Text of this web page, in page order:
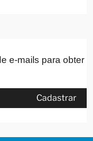
e-mails para obter
Cadastrar